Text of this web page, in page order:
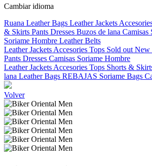
Cambiar idioma
Ruana Leather Bags Leather Jackets
& Skirts Pants Dresses Buzos de lana Camisas
Soriame Hombre Leather Belts
Leather Jackets Accesories Tops Sold out New
Pants Dresses Camisas Soriame Hombre
Leather Jackets Accesories Tops Shorts &
lana Leather Bags REBAJAS Soriame Bags
Volver